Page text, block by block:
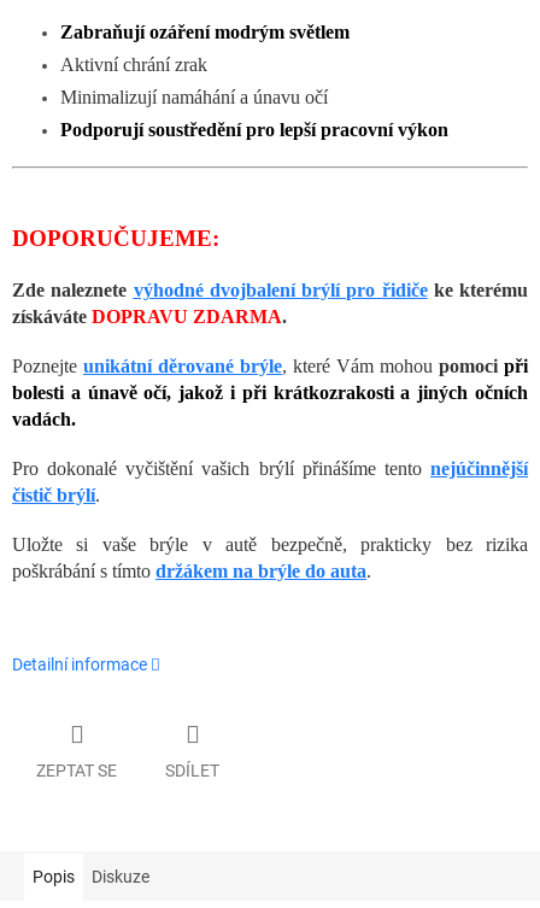
Zabraňují ozáření modrým světlem
Aktivní chrání zrak
Minimalizují namáhání a únavu očí
Podporují soustředění pro lepší pracovní výkon
DOPORUČUJEME:
Zde naleznete výhodné dvojbalení brýlí pro řidičeke kterému
získáváte DOPRAVU ZDARMA.
Poznejte unikátní děrované brýle, které Vám mohou pomoci při
bolesti a únavě očí, jakož i při krátkozrakosti a jiných očních
vadách.
Pro dokonalé vyčištění vašich brýlí přinášíme tento nejúčinnější
čistič brýlí.
Uložte si vaše brýle v autě bezpečně, prakticky bez rizika
poškrábání s tímto držákem na brýle do auta.
Detailní informace
ZEPTAT SE SDÍLET
Popis Diskuze